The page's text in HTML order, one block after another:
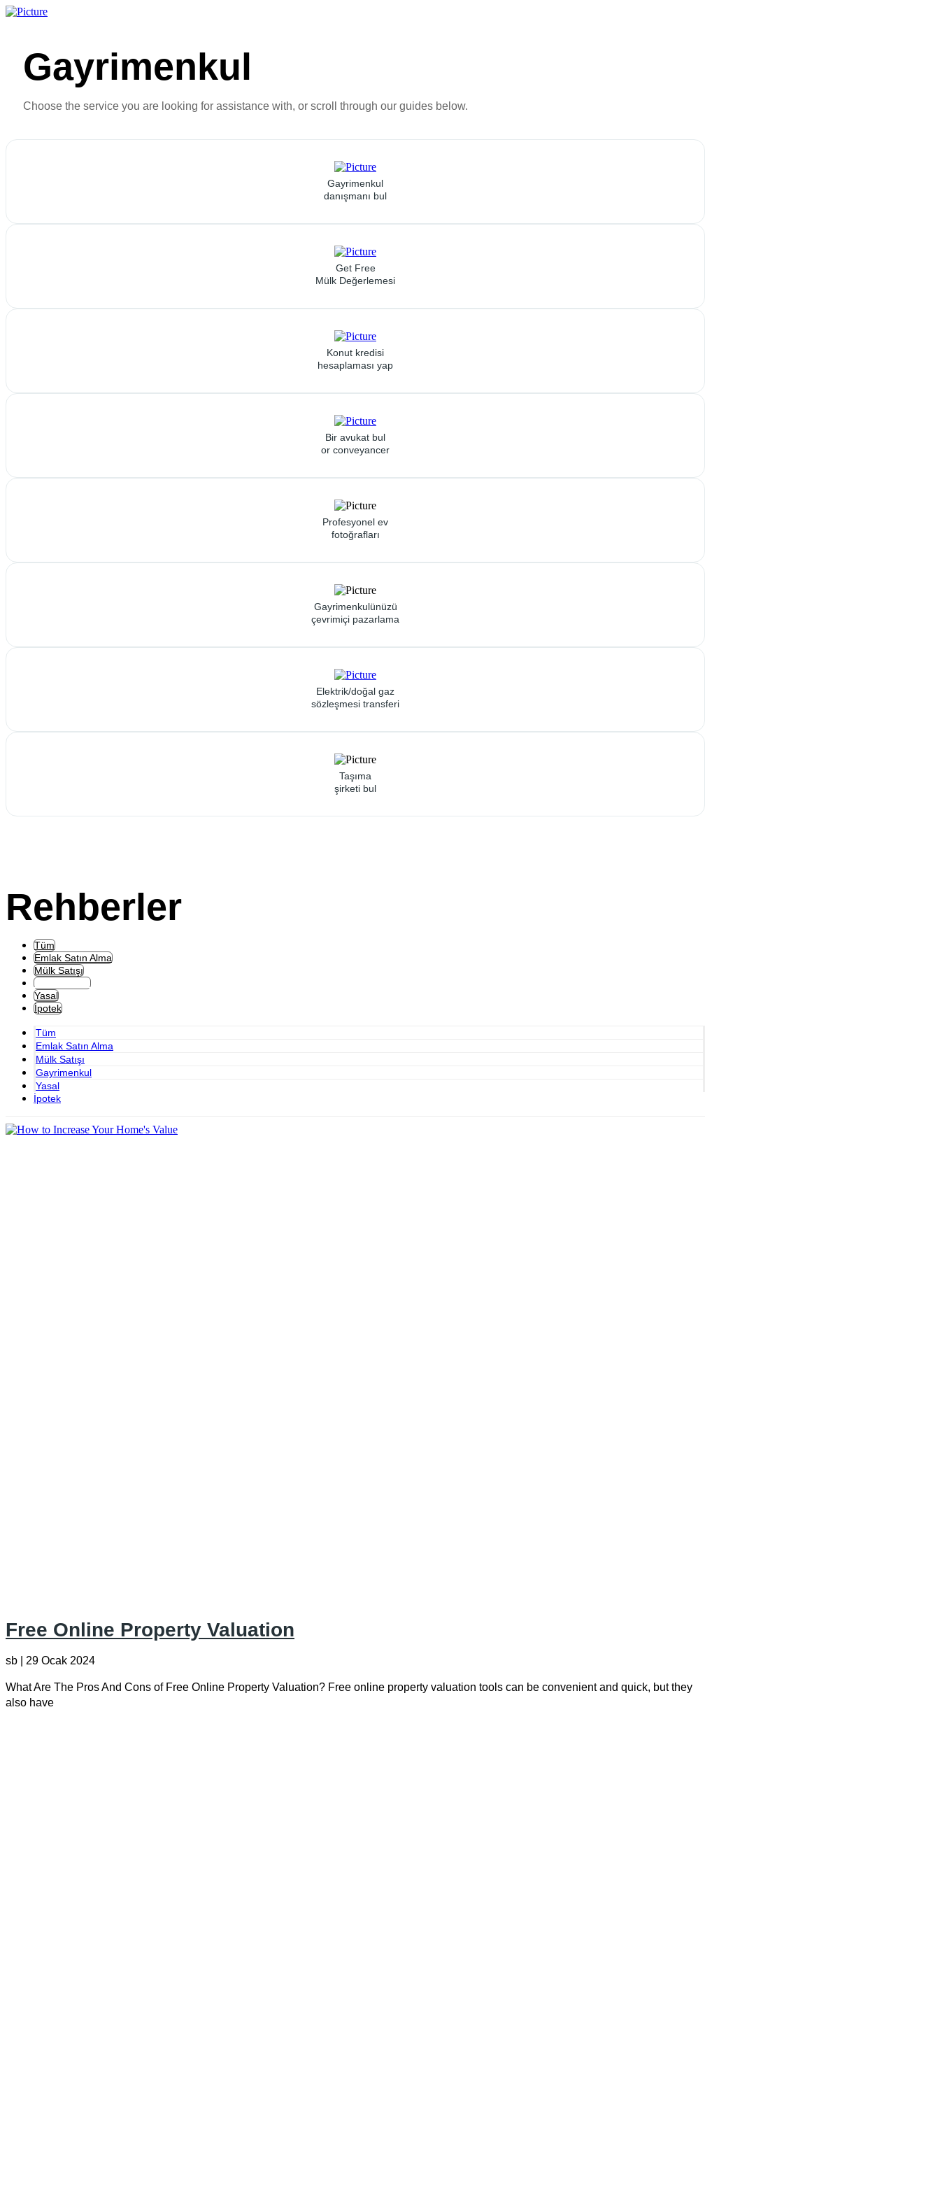
İçeriğe
Gayrimenkul
Choose the service you are looking for assistance with, or scroll through our guides below.
Gayrimenkul
danışmanı bul
Get Free
Mülk Değerlemesi
Konut kredisi
hesaplaması yap
Bir avukat bul
or conveyancer
Profesyonel ev
fotoğrafları
Gayrimenkulünüzü
çevrimiçi pazarlama
Elektrik/doğal gaz
sözleşmesi transferi
Taşıma
şirketi bul
Rehberler
Tüm
Emlak Satın Alma
Mülk Satışı
Gayrimenkul
Yasal
İpotek
Tüm
Emlak Satın Alma
Mülk Satışı
Gayrimenkul
Yasal
İpotek
Free Online Property Valuation
sb 29 Ocak 2024
What Are The Pros And Cons of Free Online Property Valuation? Free online property valuation tools can be convenient and quick, but they
also have